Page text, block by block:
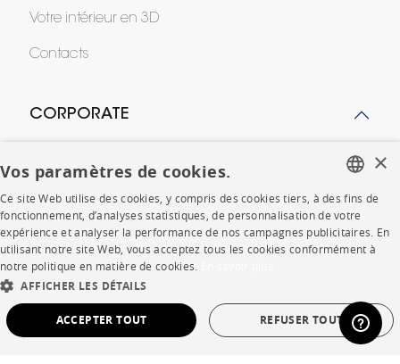
Votre intérieur en 3D
Contacts
CORPORATE
Rejoignez-nous
Devenir concessionnaire
Contract
SHOP
FRENCH
ENGLISH
SPANISH
×
Vos paramètres de cookies.
Ce site Web utilise des cookies, y compris des cookies tiers, à des fins de
fonctionnement, d’analyses statistiques, de personnalisation de votre
expérience et analyser la performance de nos campagnes publicitaires. En
utilisant notre site Web, vous acceptez tous les cookies conformément à
notre politique en matière de cookies.
AFFICHER LES DÉTAILS
ACCEPTER TOUT REFUSER TOUT